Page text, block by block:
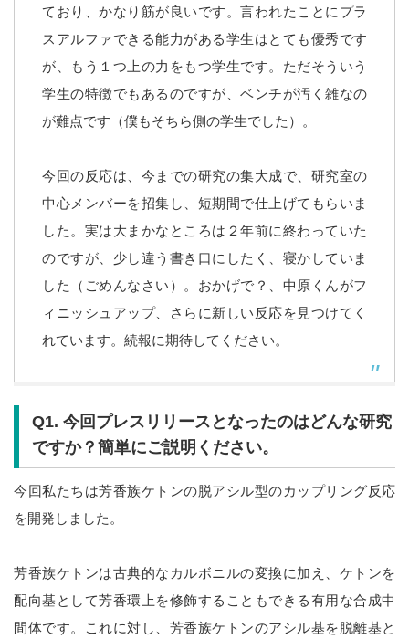
ており、かなり筋が良いです。言われたことにプラ
スアルファできる能力がある学生はとても優秀です
が、もう１つ上の力をもつ学生です。ただそういう
学生の特徴でもあるのですが、ベンチが汚く雑なの
が難点です（僕もそちら側の学生でした）。
今回の反応は、今までの研究の集大成で、研究室の
中心メンバーを招集し、短期間で仕上げてもらいま
した。実は大まかなところは２年前に終わっていた
のですが、少し違う書き口にしたく、寝かしていま
した（ごめんなさい）。おかげで？、中原くんがフ
ィニッシュアップ、さらに新しい反応を見つけてく
れています。続報に期待してください。
Q1. 今回プレスリリースとなったのはどんな研究
ですか？簡単にご説明ください。
今回私たちは芳香族ケトンの脱アシル型のカップリング反応
を開発しました。
芳香族ケトンは古典的なカルボニルの変換に加え、ケトンを
配向基として芳香環上を修飾することもできる有用な合成中
間体です。これに対し、芳香族ケトンのアシル基を脱離基と